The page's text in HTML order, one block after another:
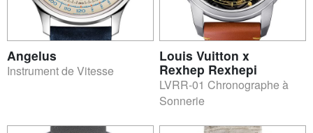
Angelus
Instrument de Vitesse
Louis Vuitton x
Rexhep Rexhepi
LVRR-01 Chronographe à
Sonnerie